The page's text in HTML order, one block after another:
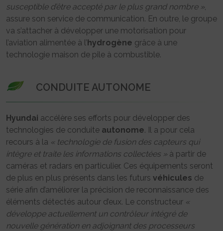
susceptible d’être accepté par le plus grand nombre »
assure son service de communication. En outre, le groupe
va s’attacher à développer une motorisation pour
l’aviation alimentée à l’hydrogène grâce à une
technologie maison de pile à combustible.
CONDUITE AUTONOME
Hyundai accélère ses efforts pour développer des
technologies de conduite autonome. Il a pour cela
recours à la « technologie de fusion des capteurs qui
intègre et traite les informations collectées » à partir de
caméras et radars en particulier. Ces équipements seront
de plus en plus présents dans les futurs véhicules de
série afin d’améliorer la précision de reconnaissance des
éléments détectés autour d’eux. Le constructeur «
développe actuellement un contrôleur intégré de
nouvelle génération en adjoignant des processeurs